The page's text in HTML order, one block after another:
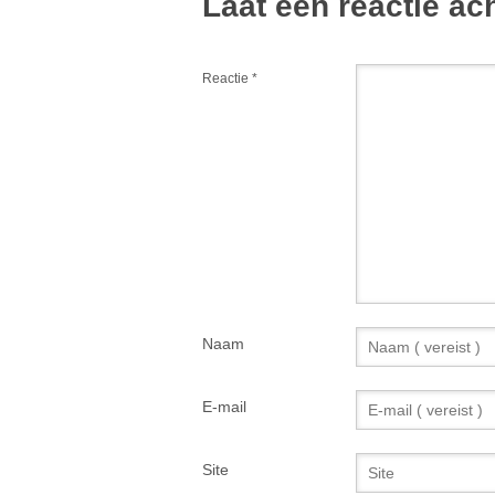
Reactie *
Naam
E-mail
Site